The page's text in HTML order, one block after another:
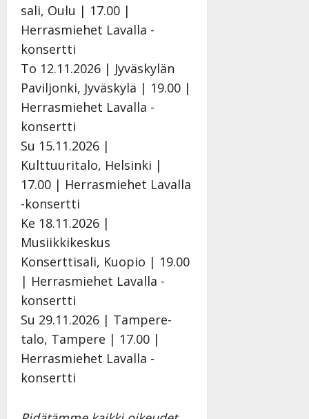
sali, Oulu | 17.00 |
Herrasmiehet Lavalla -
konsertti
To 12.11.2026 | Jyväskylän
Paviljonki, Jyväskylä | 19.00 |
Herrasmiehet Lavalla -
konsertti
Su 15.11.2026 |
Kulttuuritalo, Helsinki |
17.00 | Herrasmiehet Lavalla
-konsertti
Ke 18.11.2026 |
Musiikkikeskus
Konserttisali, Kuopio | 19.00
| Herrasmiehet Lavalla -
konsertti
Su 29.11.2026 | Tampere-
talo, Tampere | 17.00 |
Herrasmiehet Lavalla -
konsertti